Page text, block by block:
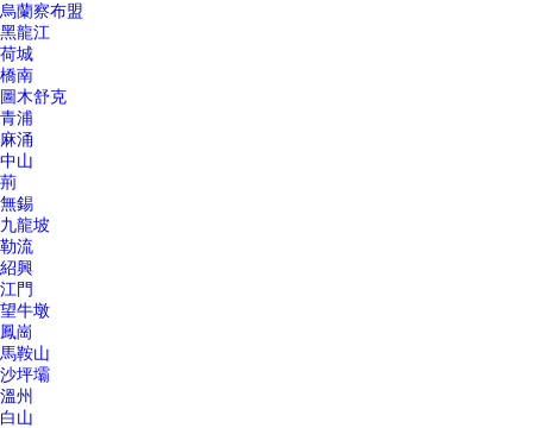
烏蘭察布盟
黑龍江
荷城
橋南
圖木舒克
青浦
麻涌
中山
荊
無錫
九龍坡
勒流
紹興
江門
望牛墩
鳳崗
馬鞍山
沙坪壩
溫州
白山